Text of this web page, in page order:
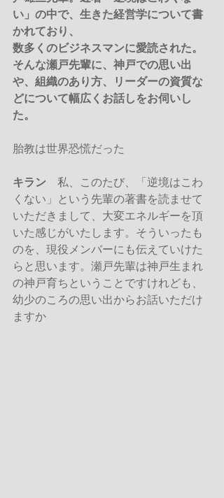
い」の中で、生きた経営学について書
かれており、
数多くのビジネスマンに愛読された。
そんな瀬戸先輩に、神戸での思い出
や、組織のあり方、リーダーの資質な
どについて幅広くお話しをお伺いし
た。
胎教は世界恐慌だった
キラン 私、このたび、「逆境はこわ
くない」という先輩の著書を読ませて
いただきまして、大変エネルギーを頂
いた感じがいたします。そういったも
のを、現役メンバーにも伝えていけた
らと思います。瀬戸先輩は神戸生まれ
の神戸育ちということですけれども、
幼少のころの思い出からお話いただけ
ますか